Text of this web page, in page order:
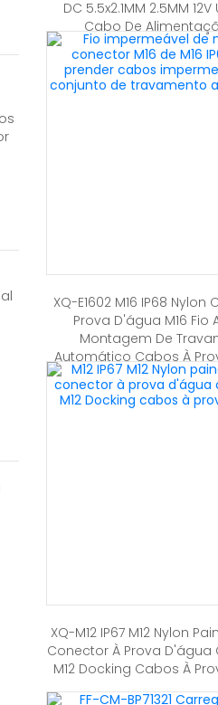
DC 5.5x2.1MM 2.5MM 12V
Cabo De
XQ-E1602 M16 IP68 Nylon
Prova D'água M16 Fio
Montagem De
Automático Cabos À
XQ-M12 IP67 M12 Nylon
Conector À Prova
M12 Docking Cabos À